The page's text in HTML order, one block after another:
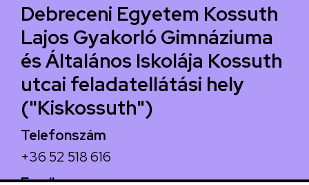
Debreceni Egyetem Kossuth
Lajos Gyakorló Gimnáziuma
és Általános Iskolája Kossuth
utcai feladatellátási hely
("Kiskossuth")
Telefonszám
+36 52 518 616